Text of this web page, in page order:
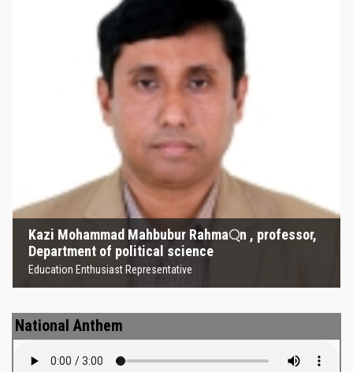
Kazi Mohammad Mahbubur Rahma্‌n , professor,
Department of political science
Education Enthusiast Representative
Kazi Mohammad Mahbubur
Rahma্‌n , professor, Department
of political science
Education Enthusiast Representative
National Anthem